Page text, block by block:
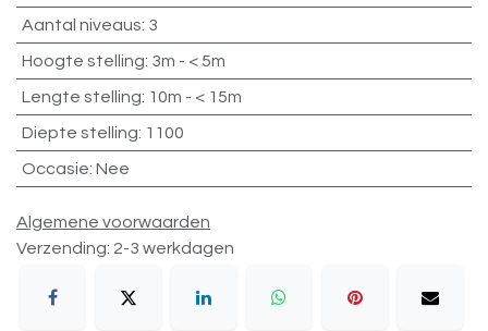
Aantal niveaus: 3
Hoogte stelling: 3m - < 5m
Lengte stelling: 10m - < 15m
Diepte stelling: 1100
Occasie: Nee
Algemene voorwaarden
Verzending: 2-3 werkdagen